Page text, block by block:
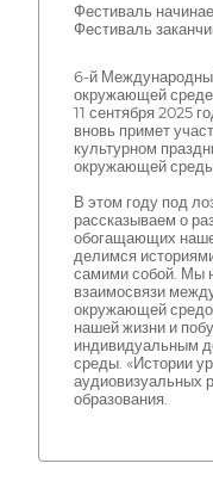
Фестиваль
Фестиваль
6-й
окружающей среде
11 сентября 2025
вновь примет
культурном
окружающей
В этом году под
рассказываем о
обогащающих
делимся
самими собой. Мы
взаимосвязи
окружающей
нашей жизни и
индивидуальным
среды. «Истории
аудиовизуальных
образования.